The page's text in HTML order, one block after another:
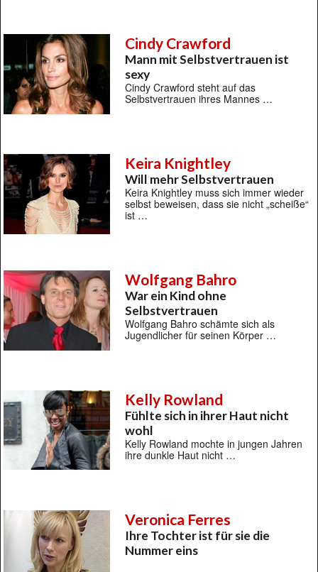
Cindy Crawford
Mann mit Selbstvertrauen ist
sexy
Cindy Crawford steht auf das
Selbstvertrauen ihres Mannes …
Keira Knightley
Will mehr Selbstvertrauen
Keira Knightley muss sich immer wieder
selbst beweisen, dass sie nicht „scheiße“
ist …
Wolfgang Bahro
War ein Kind ohne
Selbstvertrauen
Wolfgang Bahro schämte sich als
Jugendlicher für seinen Körper …
Kelly Rowland
Fühlte sich in ihrer Haut nicht
wohl
Kelly Rowland mochte in jungen Jahren
ihre dunkle Haut nicht …
Veronica Ferres
Ihre Tochter ist für sie die
Nummer eins